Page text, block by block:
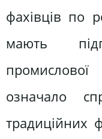
фахівців по
мають
промислової
означало
традиційних